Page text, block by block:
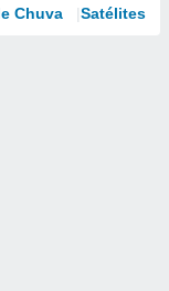
Chuva Satélites